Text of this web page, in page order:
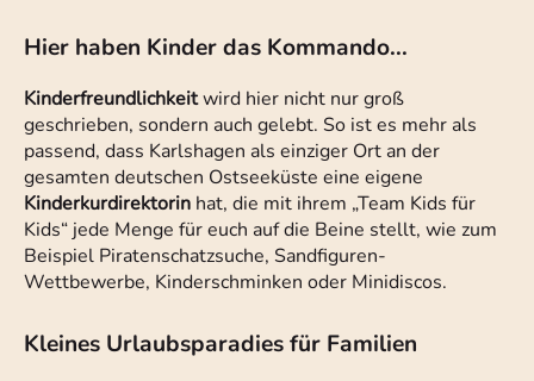
Hier haben Kinder das Kommando...
Kinderfreundlichkeitwird hier nicht nur groß
geschrieben, sondern auch gelebt. So ist es mehr als
passend, dass Karlshagen als einziger Ort an der
gesamten deutschen Ostseeküste eine eigene
Kinderkurdirektorin hat, die mit ihrem „Team Kids für
Kids“ jede Menge für euch auf die Beine stellt, wie zum
Beispiel Piratenschatzsuche, Sandfiguren-
Wettbewerbe, Kinderschminken oder Minidiscos.
Kleines Urlaubsparadies für Familien